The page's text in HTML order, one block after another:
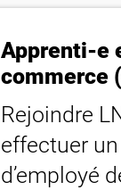
Apprenti-e
commerce
Rejoindre
effectuer
d’employé